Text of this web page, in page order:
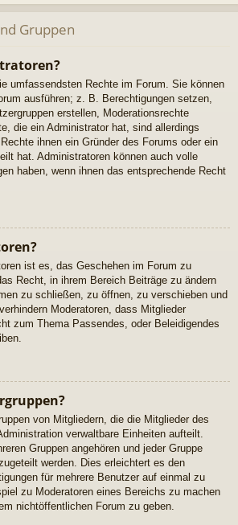
Gruppen
umfassendsten Rechte im Forum. Sie können
ausführen; z. B. Berechtigungen setzen,
erstellen, Moderationsrechte
die ein Administrator hat, sind allerdings
ihnen ein Gründer des Forums oder ein
hat. Administratoren können auch volle
haben, wenn ihnen das entsprechende Recht
ist es, das Geschehen im Forum zu
Recht, in ihrem Bereich Beiträge zu ändern
zu schließen, zu öffnen, zu verschieben und
Moderatoren, dass Mitglieder
zum Thema Passendes, oder Beleidigendes
von Mitgliedern, die die Mitglieder des
verwaltbare Einheiten aufteilt.
Gruppen angehören und jeder Gruppe
werden. Dies erleichtert es den
für mehrere Benutzer auf einmal zu
zu Moderatoren eines Bereichs zu machen
nichtöffentlichen Forum zu geben.